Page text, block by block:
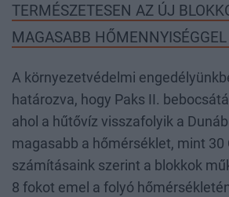
TERMÉSZETESEN AZ ÚJ
MAGASABB
A környezetvédelmi
határozva, hogy Paks II.
ahol a hűtővíz visszafolyik a
magasabb a hőmérséklet, mint 30
számításaink szerint a blokkok
8 fokot emel a folyó